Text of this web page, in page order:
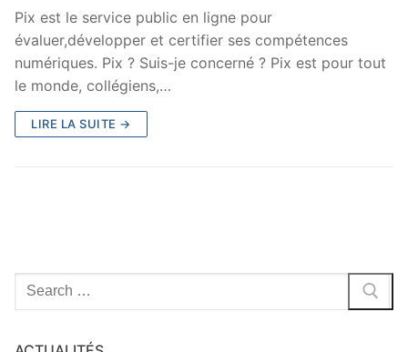
Pix est le service public en ligne pour
évaluer,développer et certifier ses compétences
numériques. Pix ? Suis-je concerné ? Pix est pour tout
le monde, collégiens,…
LIRE LA SUITE →
Rechercher
: